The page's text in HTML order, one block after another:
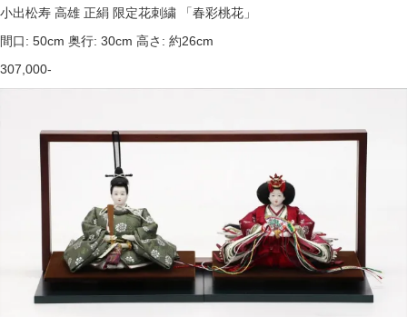
小出松寿 高雄 正絹 限定花刺繍 「春彩桃花」
間口: 50cm 奥行: 30cm 高さ: 約26cm
307,000-